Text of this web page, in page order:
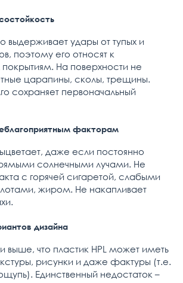
выдерживает удары от тупых и
поэтому его относят к
На поверхности не
царапины, сколы, трещины.
сохраняет первоначальный
факторам
даже если постоянно
солнечными лучами. Не
с горячей сигаретой, слабыми
жиром. Не накапливает
дизайна
выше, что пластик HPL может иметь
рисунки и даже фактуры (т.е.
Единственный недостаток –